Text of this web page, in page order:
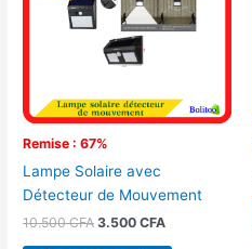
Remise : 67%
Lampe Solaire avec
Détecteur de Mouvement
10.500CFA 3.500CFA